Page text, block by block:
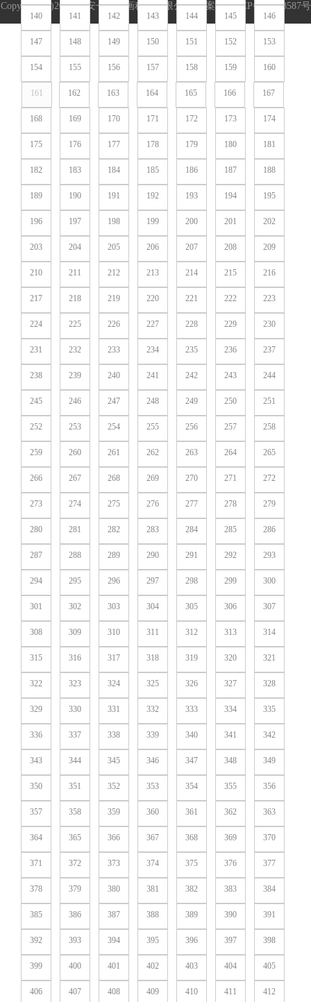
140 141 142 143 144 145 146
147 148 149 150 151 152 153
154 155 156 157 158 159 160
161 162 163 164 165 166 167
168 169 170 171 172 173 174
175 176 177 178 179 180 181
182 183 184 185 186 187 188
189 190 191 192 193 194 195
196 197 198 199 200 201 202
203 204 205 206 207 208 209
210 211 212 213 214 215 216
217 218 219 220 221 222 223
224 225 226 227 228 229 230
231 232 233 234 235 236 237
238 239 240 241 242 243 244
245 246 247 248 249 250 251
252 253 254 255 256 257 258
259 260 261 262 263 264 265
266 267 268 269 270 271 272
273 274 275 276 277 278 279
280 281 282 283 284 285 286
287 288 289 290 291 292 293
294 295 296 297 298 299 300
301 302 303 304 305 306 307
308 309 310 311 312 313 314
315 316 317 318 319 320 321
322 323 324 325 326 327 328
329 330 331 332 333 334 335
336 337 338 339 340 341 342
343 344 345 346 347 348 349
350 351 352 353 354 355 356
357 358 359 360 361 362 363
364 365 366 367 368 369 370
371 372 373 374 375 376 377
378 379 380 381 382 383 384
385 386 387 388 389 390 391
392 393 394 395 396 397 398
399 400 401 402 403 404 405
406 407 408 409 410 411 412
Copyright (c)2022 西安一笔一画科技有限公司 备案号:陕ICP备16018587号
陕公网安备 61019002002004号 营业执照 网站地图 网站地图